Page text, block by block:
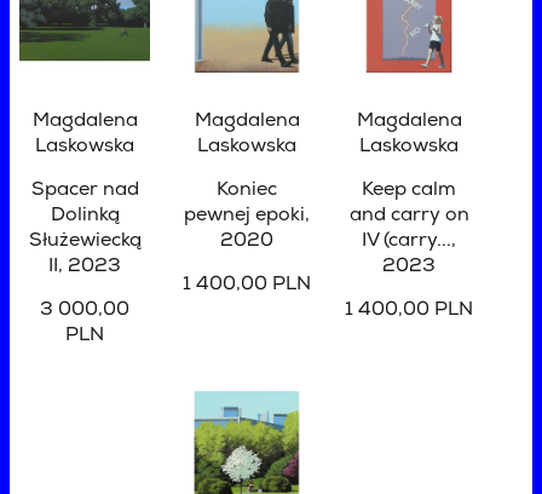
Magdalena
Laskowska
Spacer nad
Dolinką
Służewiecką
II, 2023
3 000,00
PLN
Magdalena
Laskowska
Koniec
pewnej epoki,
2020
1 400,00 PLN
Magdalena
Laskowska
Keep calm
and carry on
IV (carry...,
2023
1 400,00 PLN